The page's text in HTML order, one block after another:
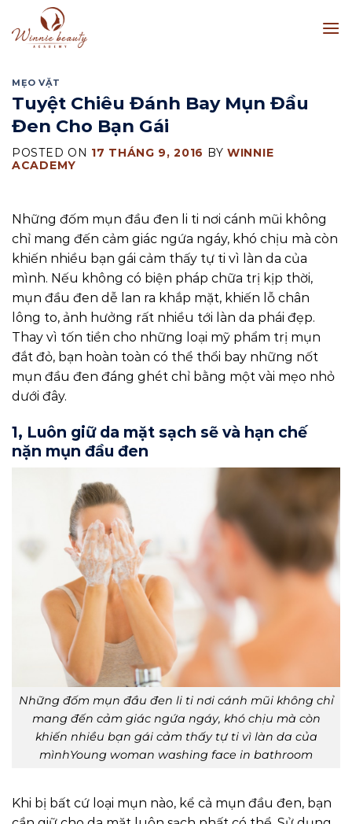
to
content
MẸO VẶT
Tuyệt Chiêu Đánh Bay Mụn Đầu
Đen Cho Bạn Gái
POSTED ON 17 THÁNG 9, 2016 BYWINNIE
ACADEMY
Những đốm mụn đầu đen li ti nơi cánh mũi không
chỉ mang đến cảm giác ngứa ngáy, khó chịu mà còn
khiến nhiều bạn gái cảm thấy tự ti vì làn da của
mình. Nếu không có biện pháp chữa trị kịp thời,
mụn đầu đen dễ lan ra khắp mặt, khiến lỗ chân
lông to, ảnh hưởng rất nhiều tới làn da phái đẹp.
Thay vì tốn tiền cho những loại mỹ phẩm trị mụn
đắt đỏ, bạn hoàn toàn có thể thổi bay những nốt
mụn đầu đen đáng ghét chỉ bằng một vài mẹo nhỏ
dưới đây.
1, Luôn giữ da mặt sạch sẽ và hạn chế
nặn mụn đầu đen
Những đốm mụn đầu đen li ti nơi cánh mũi không chỉ
mang đến cảm giác ngứa ngáy, khó chịu mà còn
khiến nhiều bạn gái cảm thấy tự ti vì làn da của
mìnhYoung woman washing face in bathroom
Khi bị bất cứ loại mụn nào, kể cả mụn đầu đen, bạn